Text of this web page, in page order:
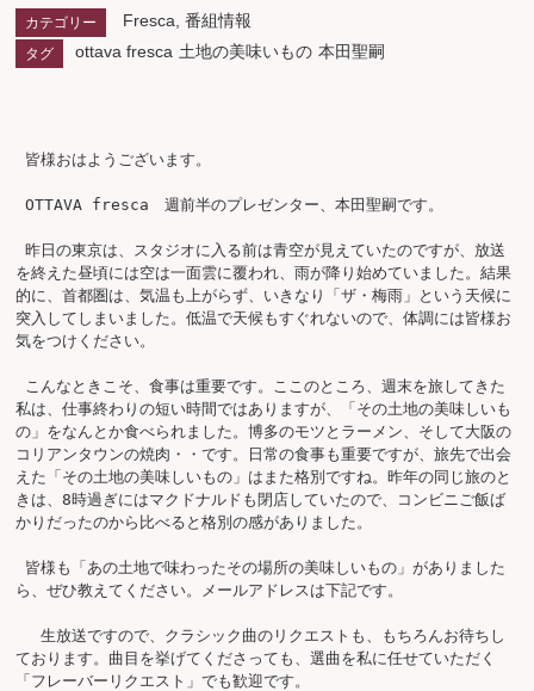
カテゴリー Fresca ,番組情報
タグ ottava fresca 土地の美味いもの 本田聖嗣
OTTAVA fresca　週前半のプレゼンター、本田聖嗣です。
昨日の東京は、スタジオに入る前は青空が見えていたのですが、放送
を終えた昼頃には空は一面雲に覆われ、雨が降り始めていました。結果
的に、首都圏は、気温も上がらず、いきなり「ザ・梅雨」という天候に
突入してしまいました。低温で天候もすぐれないので、体調には皆様お
気をつけください。
私は、仕事終わりの短い時間ではありますが、「その土地の美味しいも
の」をなんとか食べられました。博多のモツとラーメン、そして大阪の
コリアンタウンの焼肉・・です。日常の食事も重要ですが、旅先で出会
えた「その土地の美味しいもの」はまた格別ですね。昨年の同じ旅のと
きは、8時過ぎにはマクドナルドも閉店していたので、コンビニご飯ば
かりだったのから比べると格別の感がありました。
ら、ぜひ教えてください。メールアドレスは下記です。
ております。曲目を挙げてくださっても、選曲を私に任せていただく
「フレーバーリクエスト」でも歓迎です。